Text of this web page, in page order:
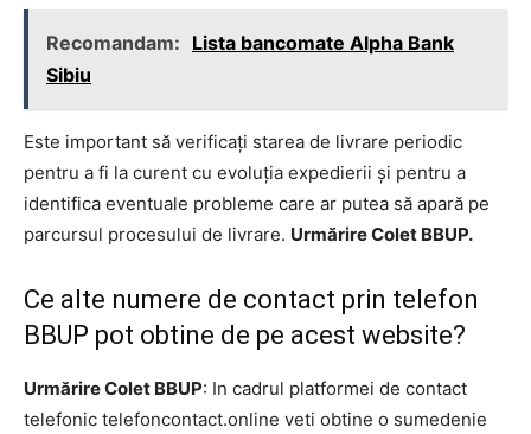
Recomandam: Lista bancomate Alpha Bank
Sibiu
Este important să verificați starea de livrare periodic
pentru a fi la curent cu evoluția expedierii și pentru a
identifica eventuale probleme care ar putea să apară pe
parcursul procesului de livrare. Urmărire Colet BBUP.
Ce alte numere de contact prin telefon
BBUP pot obtine de pe acest website?
Urmărire Colet BBUP: In cadrul platformei de contact
telefonic telefoncontact.online veti obtine o sumedenie